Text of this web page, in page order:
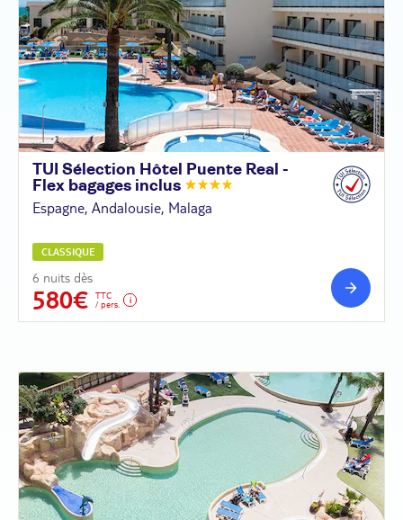
TUI Sélection Hôtel Puente Real -
Flex bagages inclus
Espagne, Andalousie, Malaga
CLASSIQUE
6 nuits dès
580€
TTC
/ pers.